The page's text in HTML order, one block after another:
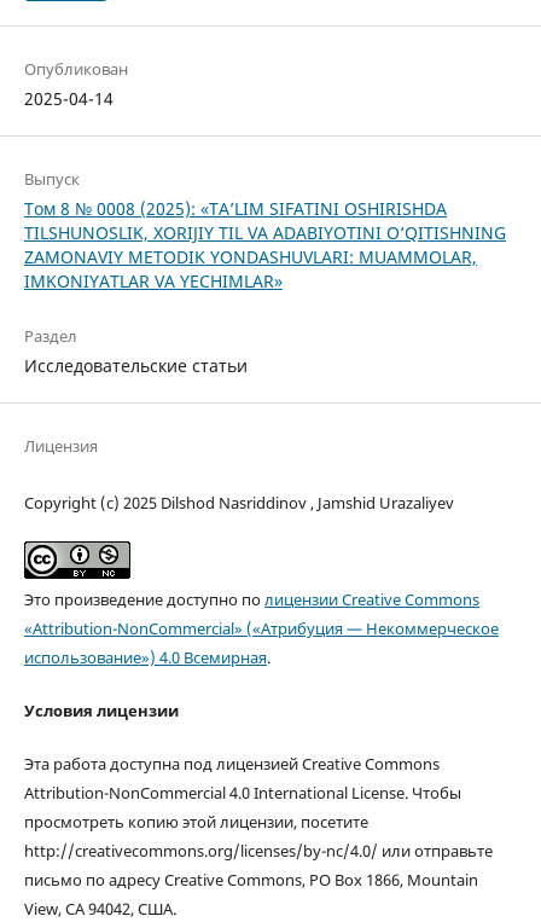
Опубликован
2025-04-14
Выпуск
Том 8 № 0008 (2025): «TA’LIM SIFATINI OSHIRISHDA
TILSHUNOSLIK, XORIJIY TIL VA ADABIYOTINI O‘QITISHNING
ZAMONAVIY METODIK YONDASHUVLARI: MUAMMOLAR,
IMKONIYATLAR VA YECHIMLAR»
Раздел
Исследовательские статьи
Лицензия
Copyright (c) 2025 Dilshod Nasriddinov , Jamshid Urazaliyev
Это произведение доступно полицензии Creative Commons
«Attribution-NonCommercial» («Атрибуция — Некоммерческое
использование») 4.0 Всемирная.
Условия лицензии
Эта работа доступна под лицензией Creative Commons
Attribution-NonCommercial 4.0 International License. Чтобы
просмотреть копию этой лицензии, посетите
http://creativecommons.org/licenses/by-nc/4.0/ или отправьте
письмо по адресу Creative Commons, PO Box 1866, Mountain
View, CA 94042, США.